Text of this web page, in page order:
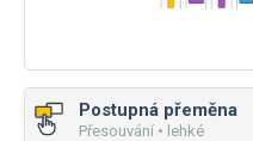
Postupná přeměna
Přesouvání • lehké